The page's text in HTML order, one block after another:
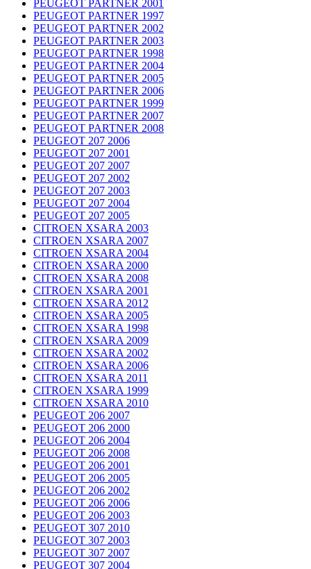
PEUGEOT PARTNER 2001
PEUGEOT PARTNER 1997
PEUGEOT PARTNER 2002
PEUGEOT PARTNER 2003
PEUGEOT PARTNER 1998
PEUGEOT PARTNER 2004
PEUGEOT PARTNER 2005
PEUGEOT PARTNER 2006
PEUGEOT PARTNER 1999
PEUGEOT PARTNER 2007
PEUGEOT PARTNER 2008
PEUGEOT 207 2006
PEUGEOT 207 2001
PEUGEOT 207 2007
PEUGEOT 207 2002
PEUGEOT 207 2003
PEUGEOT 207 2004
PEUGEOT 207 2005
CITROEN XSARA 2003
CITROEN XSARA 2007
CITROEN XSARA 2004
CITROEN XSARA 2000
CITROEN XSARA 2008
CITROEN XSARA 2001
CITROEN XSARA 2012
CITROEN XSARA 2005
CITROEN XSARA 1998
CITROEN XSARA 2009
CITROEN XSARA 2002
CITROEN XSARA 2006
CITROEN XSARA 2011
CITROEN XSARA 1999
CITROEN XSARA 2010
PEUGEOT 206 2007
PEUGEOT 206 2000
PEUGEOT 206 2004
PEUGEOT 206 2008
PEUGEOT 206 2001
PEUGEOT 206 2005
PEUGEOT 206 2002
PEUGEOT 206 2006
PEUGEOT 206 2003
PEUGEOT 307 2010
PEUGEOT 307 2003
PEUGEOT 307 2007
PEUGEOT 307 2004